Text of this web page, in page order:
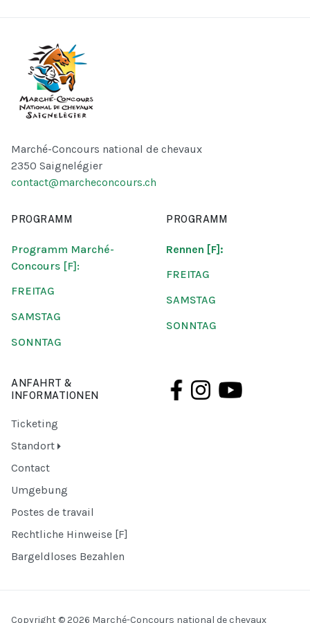
Marché-Concours national de chevaux
2350 Saignelégier
contact@marcheconcours.ch
PROGRAMM
Programm Marché-
Concours [F]:
FREITAG
SAMSTAG
SONNTAG
PROGRAMM
Rennen [F]:
FREITAG
SAMSTAG
SONNTAG
ANFAHRT &
INFORMATIONEN
Ticketing
Standort
Contact
Umgebung
Postes de travail
Rechtliche Hinweise [F]
Bargeldloses Bezahlen
Copyright © 2026 Marché-Concours national de chevaux